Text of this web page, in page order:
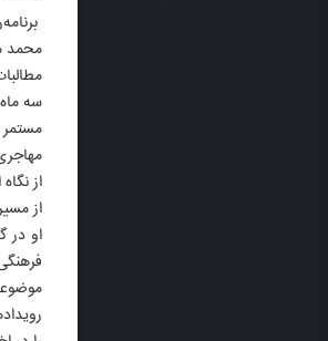
محمد
سه
از
از
او در